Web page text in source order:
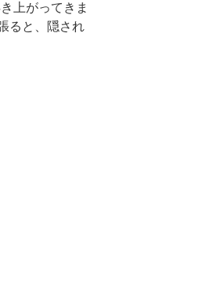
上がってきま
ると、隠され